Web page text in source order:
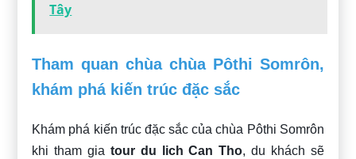
Tây
Tham quan chùa chùa Pôthi Somrôn,
khám phá kiến trúc đặc sắc
Khám phá kiến trúc đặc sắc của chùa Pôthi Somrôn
khi tham gia tour du lich Can Tho, du khách sẽ